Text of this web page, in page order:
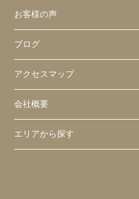
お客様の声
ブログ
アクセスマップ
会社概要
エリアから探す